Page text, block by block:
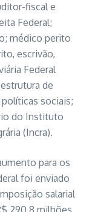
fiscal e
Federal;
médico perito
escrivão,
Federal
de
sociais;
do Instituto
(Incra).
para os
foi enviado
salarial